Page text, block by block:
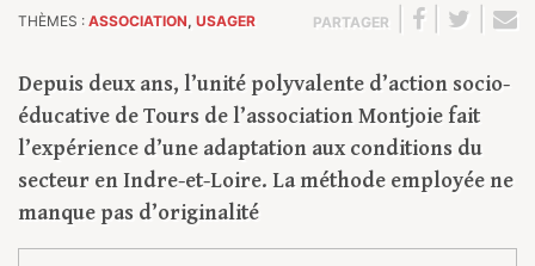
THÈMES : ASSOCIATION, USAGER PARTAGER
Depuis deux ans, l’unité polyvalente d’action socio-
éducative de Tours de l’association Montjoie fait
l’expérience d’une adaptation aux conditions du
secteur en Indre-et-Loire. La méthode employée ne
manque pas d’originalité